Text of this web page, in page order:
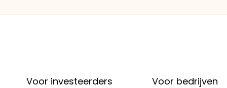
Voor investeerders Voor bedrijven